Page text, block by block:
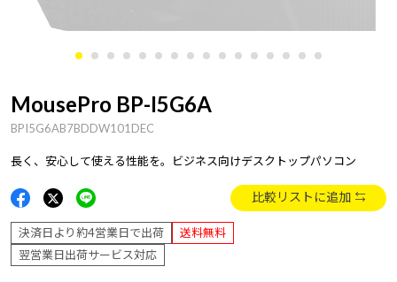
MousePro BP-I5G6A
BPI5G6AB7BDDW101DEC
長く、安心して使える性能を。ビジネス向けデスクトップパソコン
比較リストに追加
決済日より約4営業日で出荷
送料無料
翌営業日出荷サービス対応